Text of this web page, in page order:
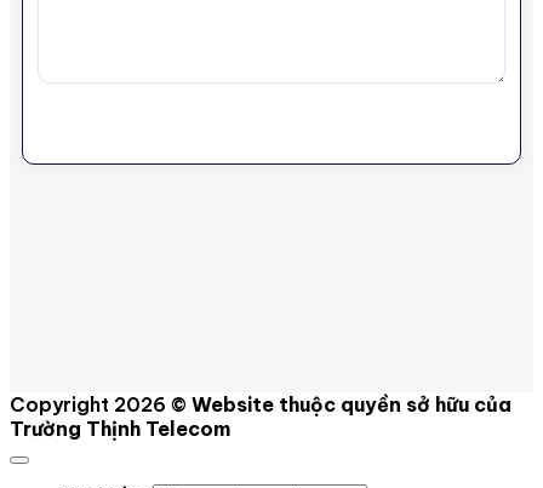
Copyright 2026 © Website thuộc quyền sở hữu của
Trường Thịnh Telecom